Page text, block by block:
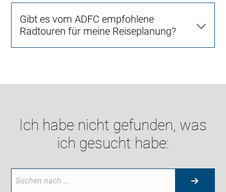
Gibt es vom ADFC empfohlene
Radtouren für meine Reiseplanung?
Ich habe nicht gefunden, was
ich gesucht habe: